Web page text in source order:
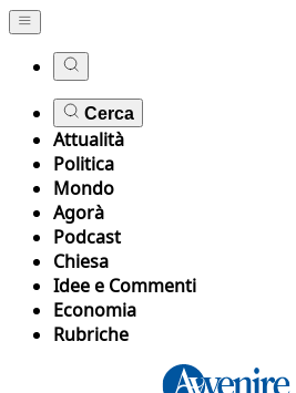
Cerca
Attualità
Politica
Mondo
Agorà
Podcast
Chiesa
Idee e Commenti
Economia
Rubriche